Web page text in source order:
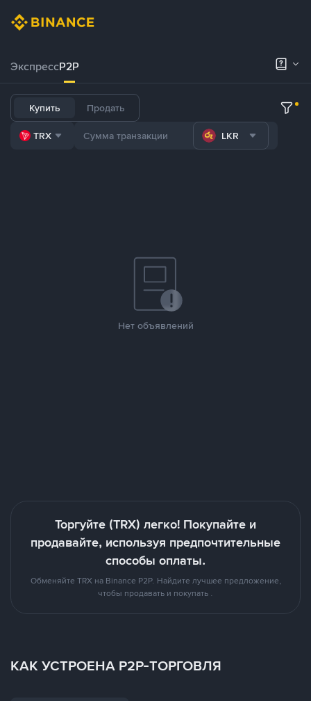
ЭкспрессP2P
Купить Продать
TRX LKR
Нет объявлений
Торгуйте (TRX) легко! Покупайте и
продавайте, используя предпочтительные
способы оплаты.
Обменяйте TRX на Binance P2P. Найдите лучшее предложение,
чтобы продавать и покупать .
КАК УСТРОЕНА P2P-ТОРГОВЛЯ